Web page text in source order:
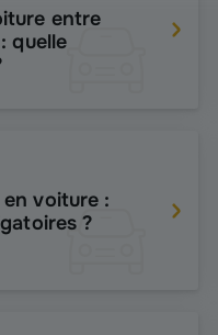
entre
quelle
voiture :
?